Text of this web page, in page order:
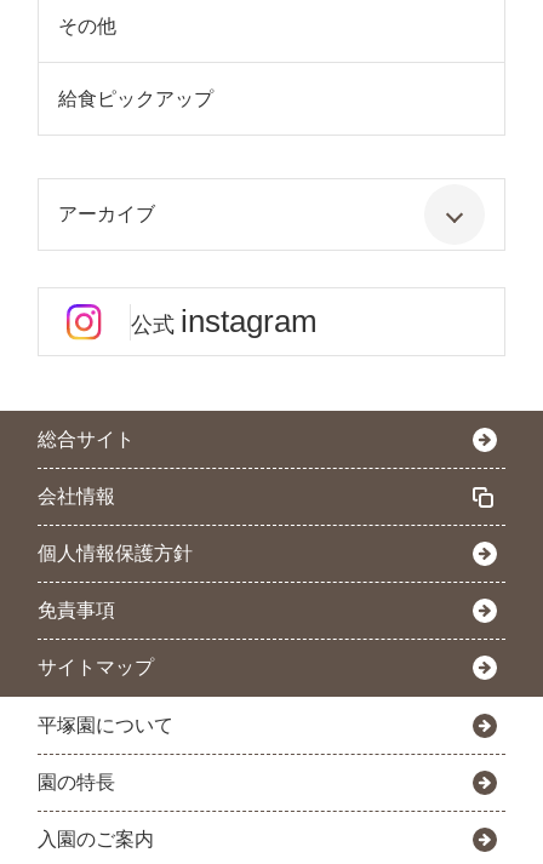
その他
給食ピックアップ
アーカイブ
公式 instagram
総合サイト
会社情報
個人情報保護方針
免責事項
サイトマップ
平塚園について
園の特長
入園のご案内